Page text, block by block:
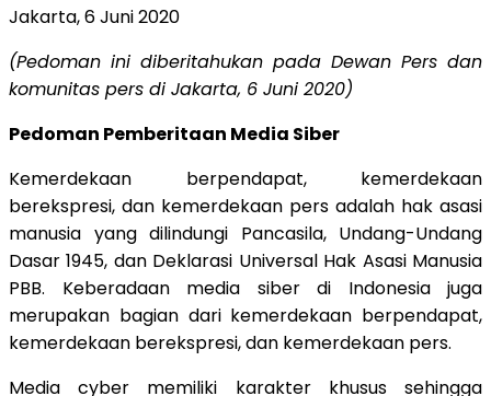
Jakarta, 6 Juni 2020
(Pedoman ini diberitahukan pada Dewan Pers dan
komunitas pers di Jakarta, 6 Juni 2020)
Pedoman Pemberitaan Media Siber
Kemerdekaan berpendapat, kemerdekaan
berekspresi, dan kemerdekaan pers adalah hak asasi
manusia yang dilindungi Pancasila, Undang-Undang
Dasar 1945, dan Deklarasi Universal Hak Asasi Manusia
PBB. Keberadaan media siber di Indonesia juga
merupakan bagian dari kemerdekaan berpendapat,
kemerdekaan berekspresi, dan kemerdekaan pers.
Media cyber memiliki karakter khusus sehingga